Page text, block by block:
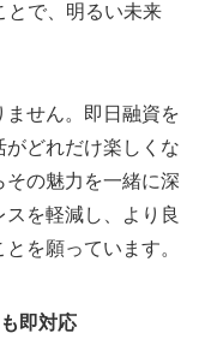
とで、明るい未来
ません。即日融資を
がどれだけ楽しくな
その魅力を一緒に深
を軽減し、より良
を願っています。
即対応